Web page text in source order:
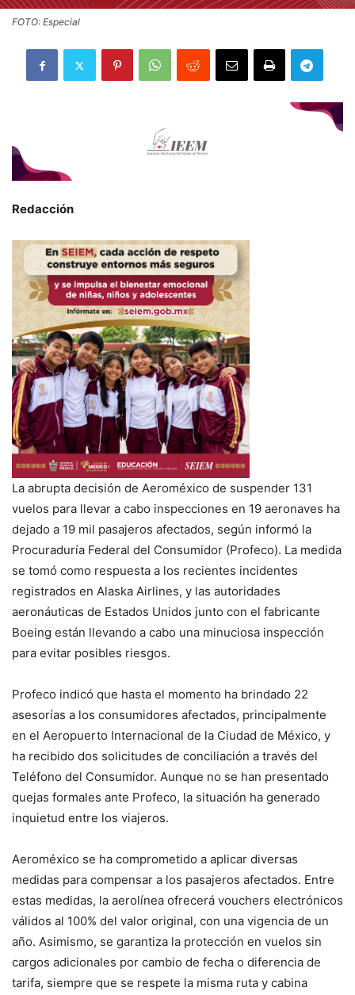
FOTO: Especial
Redacción
La abrupta decisión de Aeroméxico de suspender 131
vuelos para llevar a cabo inspecciones en 19 aeronaves ha
dejado a 19 mil pasajeros afectados, según informó la
Procuraduría Federal del Consumidor (Profeco). La medida
se tomó como respuesta a los recientes incidentes
registrados en Alaska Airlines, y las autoridades
aeronáuticas de Estados Unidos junto con el fabricante
Boeing están llevando a cabo una minuciosa inspección
para evitar posibles riesgos.
Profeco indicó que hasta el momento ha brindado 22
asesorías a los consumidores afectados, principalmente
en el Aeropuerto Internacional de la Ciudad de México, y
ha recibido dos solicitudes de conciliación a través del
Teléfono del Consumidor. Aunque no se han presentado
quejas formales ante Profeco, la situación ha generado
inquietud entre los viajeros.
Aeroméxico se ha comprometido a aplicar diversas
medidas para compensar a los pasajeros afectados. Entre
estas medidas, la aerolínea ofrecerá vouchers electrónicos
válidos al 100% del valor original, con una vigencia de un
año. Asimismo, se garantiza la protección en vuelos sin
cargos adicionales por cambio de fecha o diferencia de
tarifa, siempre que se respete la misma ruta y cabina